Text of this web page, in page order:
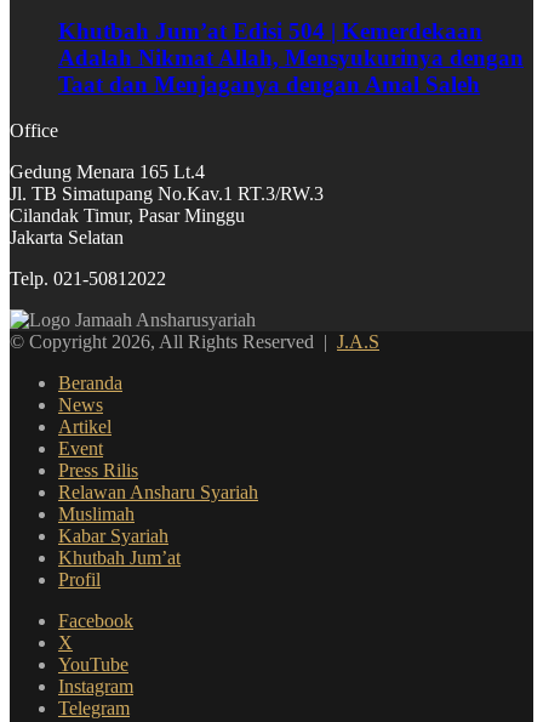
Khutbah Jum’at Edisi 504 | Kemerdekaan
Adalah Nikmat Allah, Mensyukurinya dengan
Taat dan Menjaganya dengan Amal Saleh
Office
Gedung Menara 165 Lt.4
Jl. TB Simatupang No.Kav.1 RT.3/RW.3
Cilandak Timur, Pasar Minggu
Jakarta Selatan
Telp. 021-50812022
© Copyright 2026, All Rights Reserved | J.A.S
Beranda
News
Artikel
Event
Press Rilis
Relawan Ansharu Syariah
Muslimah
Kabar Syariah
Khutbah Jum’at
Profil
Facebook
X
YouTube
Instagram
Telegram